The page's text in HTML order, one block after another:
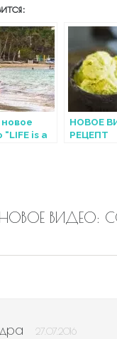
is a
НОВОЕ
РЕЦЕПТ
НОВОЕ
27.07.2016